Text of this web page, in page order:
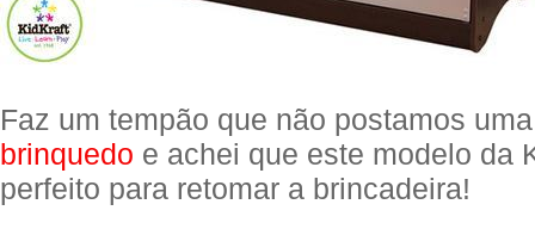
Faz um tempão que não postamos
brinquedo e achei que este modelo da
perfeito para retomar a brincadeira!